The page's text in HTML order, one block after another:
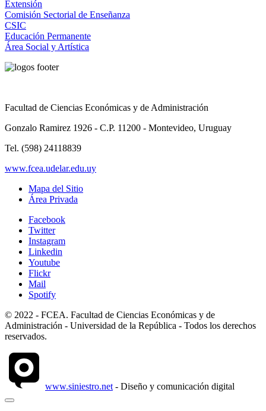
Extensión
Comisión Sectorial de Enseñanza
CSIC
Educación Permanente
Área Social y Artística
Facultad de Ciencias Económicas y de Administración
Gonzalo Ramirez 1926 - C.P. 11200 - Montevideo, Uruguay
Tel. (598) 24118839
www.fcea.udelar.edu.uy
Mapa del Sitio
Área Privada
Facebook
Twitter
Instagram
Linkedin
Youtube
Flickr
Mail
Spotify
© 2022 - FCEA. Facultad de Ciencias Económicas y de
Administración - Universidad de la República - Todos los derechos
reservados.
www.siniestro.net - Diseño y comunicación digital